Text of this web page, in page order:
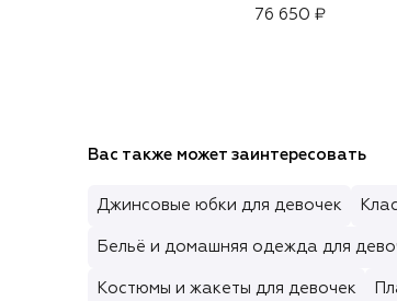
76 650 ₽
Вас также может заинтересовать
Джинсовые юбки для девочек
Бельё и домашняя одежда для
Костюмы и жакеты для девочек